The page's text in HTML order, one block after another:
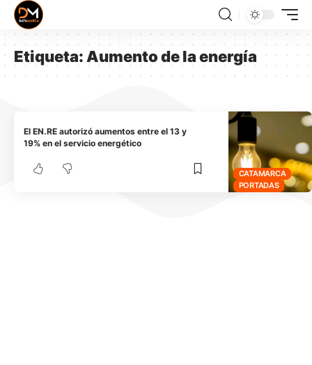
Etiqueta: Aumento de la energía
CATAMARCA
PORTADAS
El EN.RE autorizó aumentos entre el 13 y
19% en el servicio energético